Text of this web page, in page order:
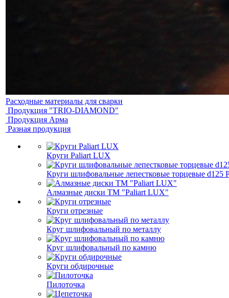
Расходные материалы для сварки
Продукция "TRIO-DIAMOND"
Продукция Арма
Разная продукция
Круги Paliart LUX
Круги шлифовальные лепестковые торцевые d125
Алмазные диски ТМ "Paliart LUX"
Круги отрезные
Круг шлифовальный по металлу
Круг шлифовальный по камню
Круги обдирочные
Пилоточка